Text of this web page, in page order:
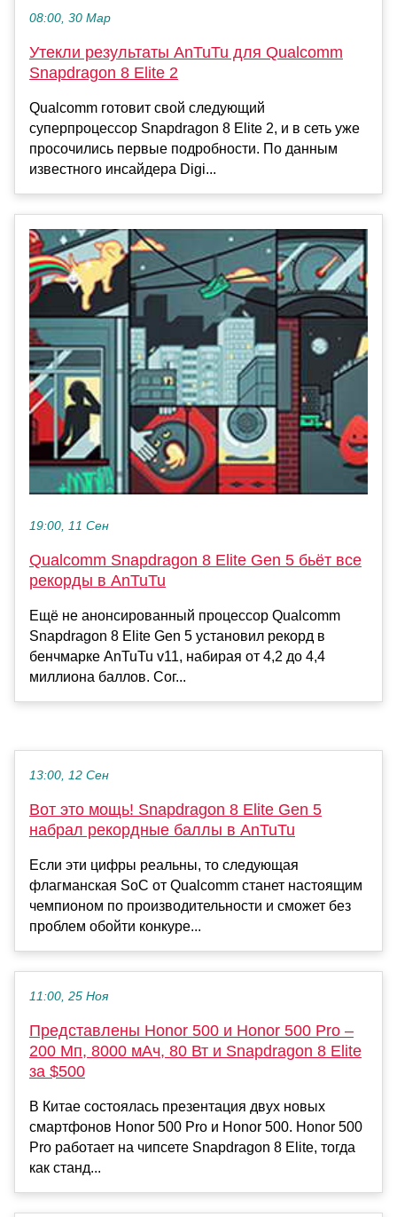
08:00, 30 Мар
Утекли результаты AnTuTu для Qualcomm
Snapdragon 8 Elite 2
Qualcomm готовит свой следующий
суперпроцессор Snapdragon 8 Elite 2, и в сеть уже
просочились первые подробности. По данным
известного инсайдера Digi...
19:00, 11 Сен
Qualcomm Snapdragon 8 Elite Gen 5 бьёт все
рекорды в AnTuTu
Ещё не анонсированный процессор Qualcomm
Snapdragon 8 Elite Gen 5 установил рекорд в
бенчмарке AnTuTu v11, набирая от 4,2 до 4,4
миллиона баллов. Сог...
13:00, 12 Сен
Вот это мощь! Snapdragon 8 Elite Gen 5
набрал рекордные баллы в AnTuTu
Если эти цифры реальны, то следующая
флагманская SoC от Qualcomm станет настоящим
чемпионом по производительности и сможет без
проблем обойти конкуре...
11:00, 25 Ноя
Представлены Honor 500 и Honor 500 Pro –
200 Мп, 8000 мАч, 80 Вт и Snapdragon 8 Elite
за $500
В Китае состоялась презентация двух новых
смартфонов Honor 500 Pro и Honor 500. Honor 500
Pro работает на чипсете Snapdragon 8 Elite, тогда
как станд...